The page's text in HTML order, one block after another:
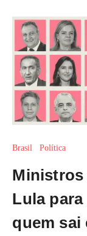
Brasil Política
Ministros
Lula
quem sai